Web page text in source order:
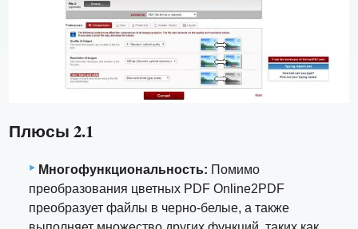
Плюсы 2.1
Многофункциональность: Помимо
преобразования цветных PDF Online2PDF
преобразует файлы в черно-белые, а также